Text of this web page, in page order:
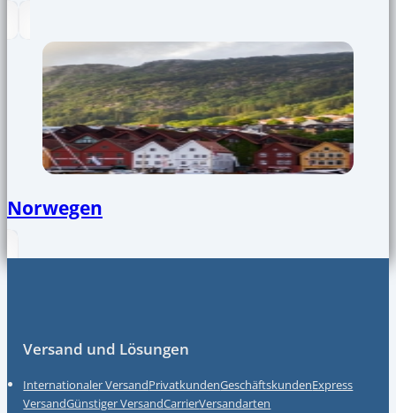
Norwegen
Versand und Lösungen
Internationaler VersandPrivatkundenGeschäftskundenExpress
VersandGünstiger VersandCarrierVersandarten